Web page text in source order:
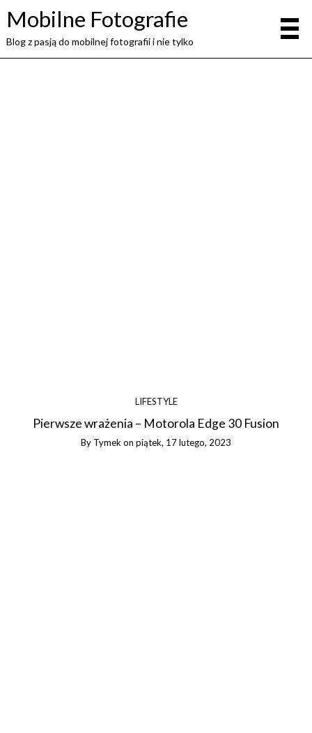
Mobilne Fotografie
Blog z pasją do mobilnej fotografii i nie tylko
LIFESTYLE
Pierwsze wrażenia – Motorola Edge 30 Fusion
By Tymekon piątek, 17 lutego, 2023